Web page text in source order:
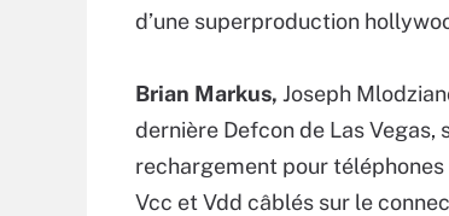
d’une superproduction
Brian Markus, Joseph
dernière Defcon de Las
rechargement pour
Vcc et Vdd câblés sur le